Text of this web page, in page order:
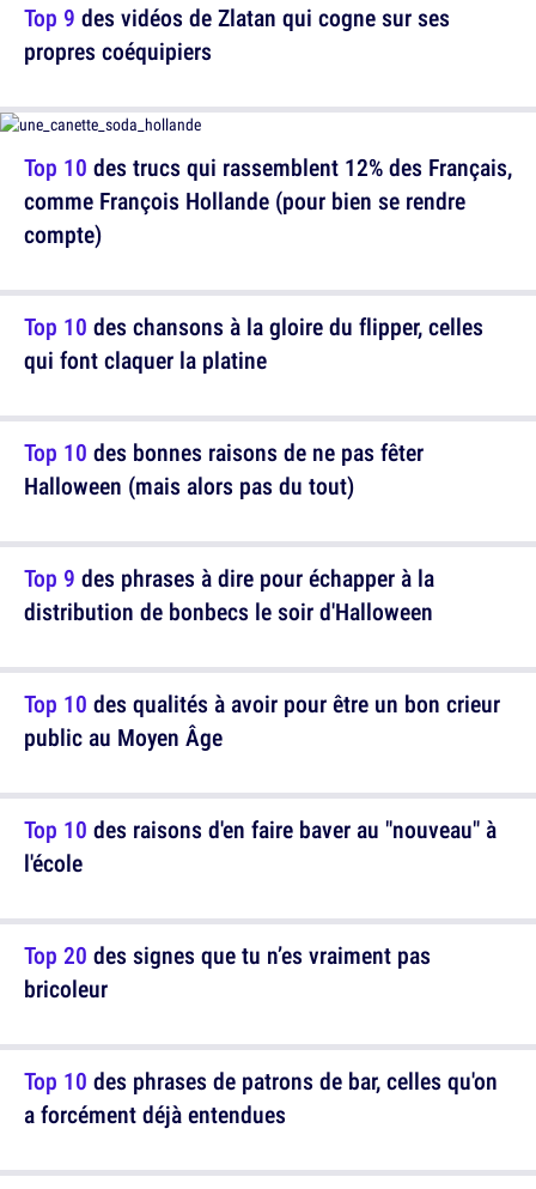
Top 10 des trucs qui rassemblent 12% des Français,
comme François Hollande (pour bien se rendre
compte)
Top 10 des bonnes raisons de ne pas fêter
Halloween (mais alors pas du tout)
Top 10 des qualités à avoir pour être un bon crieur
public au Moyen Âge
Top 20 des signes que tu n’es vraiment pas
bricoleur
Top 9 des vidéos de Zlatan qui cogne sur ses
propres coéquipiers
Top 10 des chansons à la gloire du flipper, celles
qui font claquer la platine
Top 9 des phrases à dire pour échapper à la
distribution de bonbecs le soir d'Halloween
Top 10 des raisons d'en faire baver au "nouveau" à
l'école
Top 10 des phrases de patrons de bar, celles qu'on
a forcément déjà entendues